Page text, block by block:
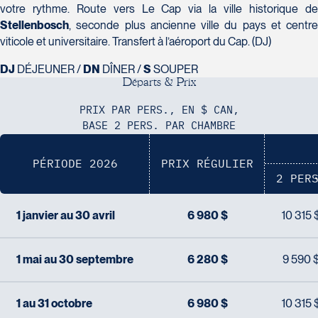
votre rythme. Route vers Le Cap via la ville historique de
Stellenbosch, seconde plus ancienne ville du pays et centre
viticole et universitaire. Transfert à l’aéroport du Cap. (DJ)
DJ DÉJEUNER / DN DÎNER /S SOUPER
Départs & Prix
PRIX PAR PERS., EN $ CAN,
BASE 2 PERS. PAR CHAMBRE
PÉRIODE 2026
PRIX RÉGULIER
2
1 janvier au 30 avril 6 980 $ 10 315
1 mai au 30 septembre 6 280 $ 9 590
1 au 31 octobre 6 980 $ 10 315
Voyages Transat St-Bruno
117 Boulevard Les Promenades -
Promenades St-Bruno
J3V 5K2
450-441-1220 / 1-833-487-9323
Voyages Plein Soleil
4100 Boulevard de l'Auvergne - Suite 108
Québec
Tél :418-847-1023 / 1-888-686-0049
Voyages Thomassin St-Hilaire
1100 Boulevard de La Chaudière #129
G1Y 0A1